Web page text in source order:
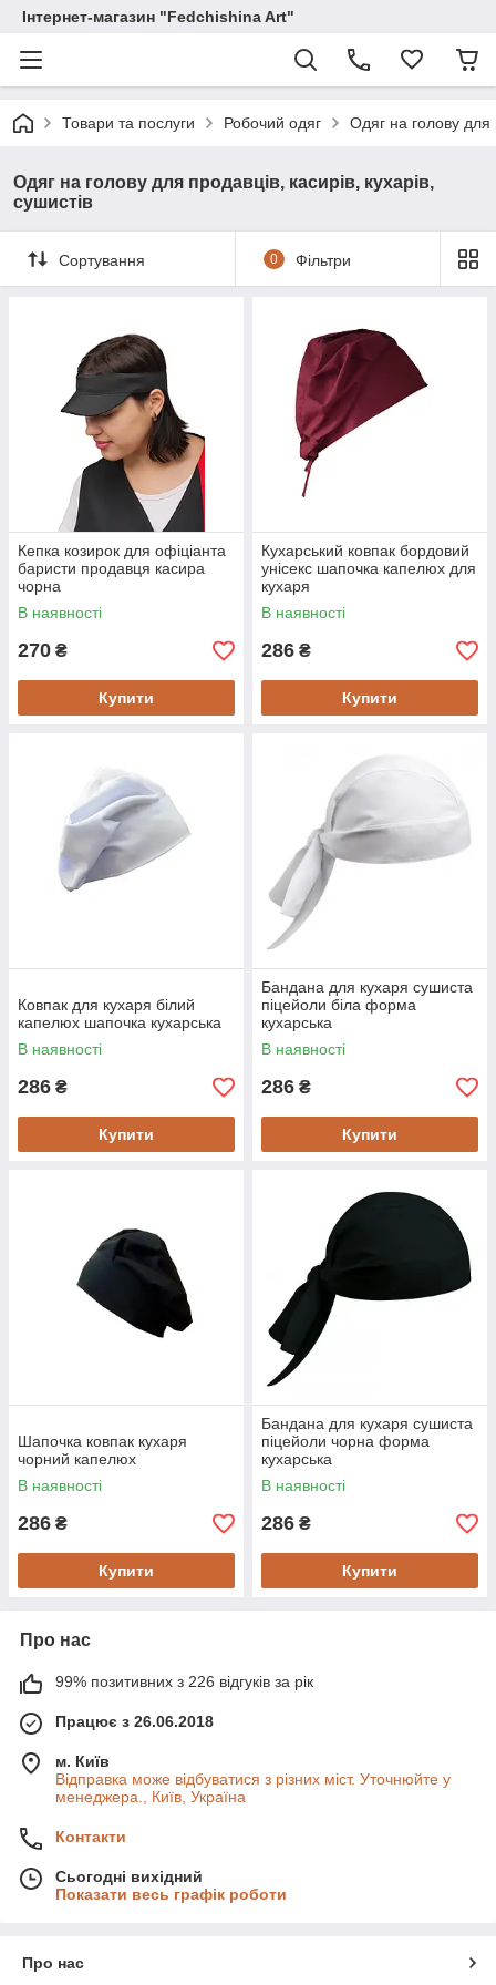
Інтернет-магазин "Fedchishina Art"
Товари та послуги Робочий одяг Одяг на голову для
Одяг на голову для продавців, касирів, кухарів,
сушистів
Сортування 0 Фільтри
Кепка козирок для офіціанта
баристи продавця касира
чорна
В наявності
270 ₴
Купити
Кухарський ковпак бордовий
унісекс шапочка капелюх для
кухаря
В наявності
286 ₴
Купити
Ковпак для кухаря білий
капелюх шапочка кухарська
В наявності
286 ₴
Купити
Бандана для кухаря сушиста
піцейоли біла форма
кухарська
В наявності
286 ₴
Купити
Шапочка ковпак кухаря
чорний капелюх
В наявності
286 ₴
Купити
Бандана для кухаря сушиста
піцейоли чорна форма
кухарська
В наявності
286 ₴
Купити
Про нас
99% позитивних з 226 відгуків за рік
Працює з 26.06.2018
м. Київ
Відправка може відбуватися з різних міст. Уточнюйте у
менеджера., Київ, Україна
Контакти
Сьогодні вихідний
Показати весь графік роботи
Про нас